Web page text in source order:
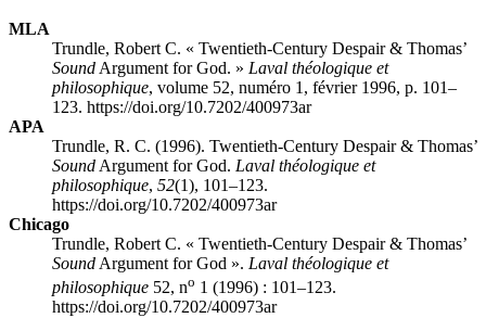
MLA
Trundle, Robert C. « Twentieth-Century Despair & Thomas’
Sound Argument for God. » Laval théologique et
philosophique, volume 52, numéro 1, février 1996, p. 101–
123. https://doi.org/10.7202/400973ar
APA
Trundle, R. C. (1996). Twentieth-Century Despair & Thomas’
Sound Argument for God. Laval théologique et
philosophique, 52(1), 101–123.
https://doi.org/10.7202/400973ar
Chicago
Trundle, Robert C. « Twentieth-Century Despair & Thomas’
Sound Argument for God ». Laval théologique et
philosophique 52, no 1 (1996) : 101–123.
https://doi.org/10.7202/400973ar